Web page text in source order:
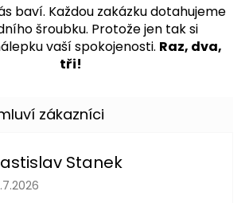
baví. Každou zakázku dotahujeme
šroubku. Protože jen tak si
vaší spokojenosti. Raz, dva,
tři!
Stanek
obchodu je 5 z 5 hvězdiček.